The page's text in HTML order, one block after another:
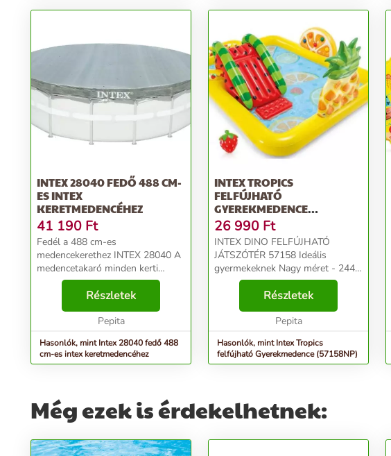
INTEX 28040 FEDŐ 488 CM-
ES INTEX
KERETMEDENCÉHEZ
41 190 Ft
Fedél a 488 cm-es
medencekerethez INTEX 28040 A
medencetakaró minden kerti
medencéhez elengedhetetlen -
mivel korlátozza a
szennyeződések bejutását a vízbe,
megakadályozza a hőveszteséget.
Részletek
Pepita
Hasonlók, mint Intex 28040 fedő 488
cm-es intex keretmedencéhez
INTEX TROPICS
FELFÚJHATÓ
GYEREKMEDENCE
(57158NP)
26 990 Ft
INTEX DINO FELFÚJHATÓ
JÁTSZÓTÉR 57158 Ideális
gyermekeknek Nagy méret - 244 x
211 cm Felfújható csúszda Puha
felfújható leszállópad Felfújható
Vízleeresztő szelep...
Részletek
Pepita
Hasonlók, mint Intex Tropics
felfújható Gyerekmedence (57158NP)
Még ezek is érdekelhetnek: